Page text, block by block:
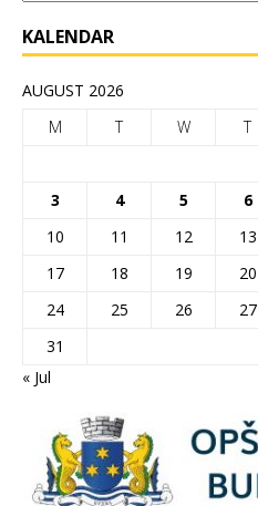
KALENDAR
AUGUST 2026
M
T W T
3
4 5 6
10
11 12 13
17
18 19 20
24
25 26 27
31
« Jul